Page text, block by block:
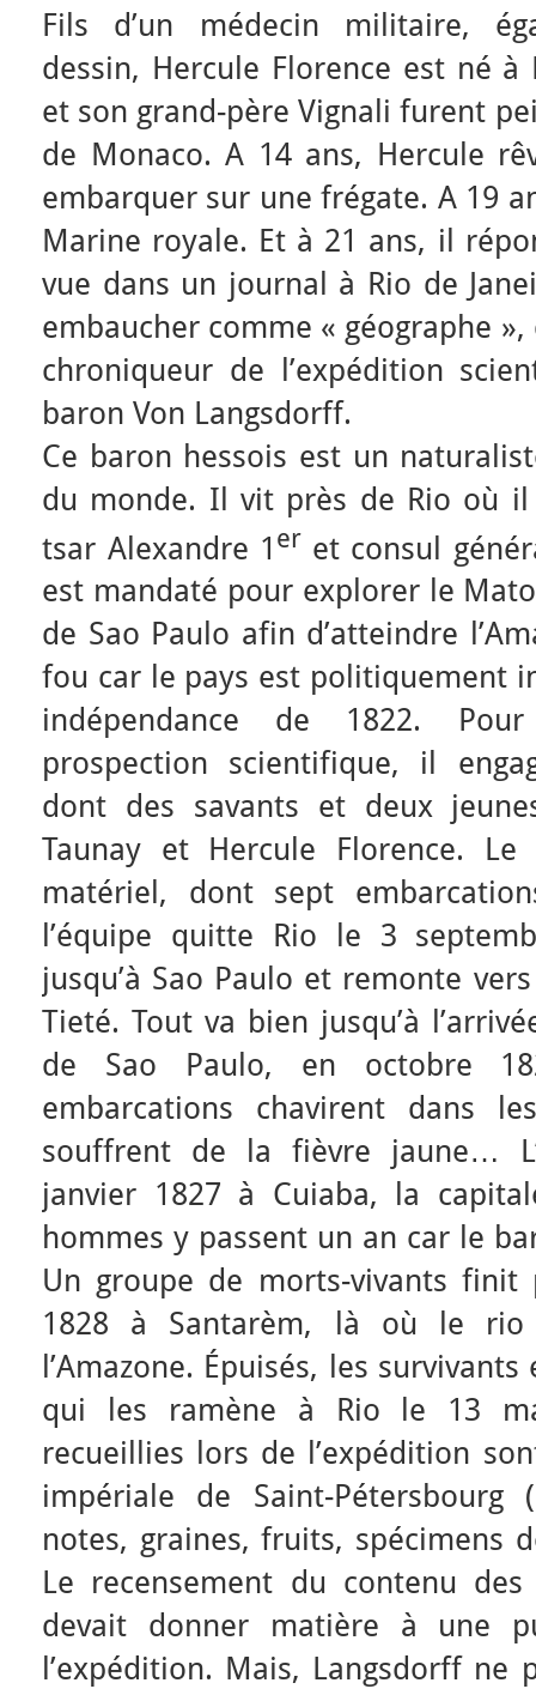
Fils d’un médecin militaire,
dessin, Hercule Florence est né à
et son grand-père Vignali furent
de Monaco. A 14 ans, Hercule
embarquer sur une frégate. A 19
Marine royale. Et à 21 ans, il
vue dans un journal à Rio de
embaucher comme « géographe
chroniqueur de l’expédition
baron Von Langsdorff.
Ce baron hessois est un
du monde. Il vit près de Rio où il
tsar Alexandre 1 er et consul
est mandaté pour explorer le
de Sao Paulo afin d’atteindre
fou car le pays est politiquement
indépendance de 1822.
prospection scientifique, il
dont des savants et deux
Taunay et Hercule Florence.
matériel, dont sept
l’équipe quitte Rio le 3
jusqu’à Sao Paulo et remonte
Tieté. Tout va bien jusqu’à
de Sao Paulo, en octobre
embarcations chavirent dans
souffrent de la fièvre jaune…
janvier 1827 à Cuiaba, la
hommes y passent un an car le
Un groupe de morts-vivants
1828 à Santarèm, là où le rio
l’Amazone. Épuisés, les
qui les ramène à Rio le 13
recueillies lors de l’expédition
impériale de Saint-Pétersbourg
notes, graines, fruits, spécimens
Le recensement du contenu
devait donner matière à une
l’expédition. Mais, Langsdorff ne